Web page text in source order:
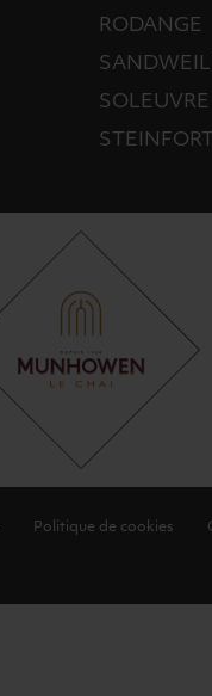
RODANGE
SOLEUVRE
STEINFORT
Politique de cookies